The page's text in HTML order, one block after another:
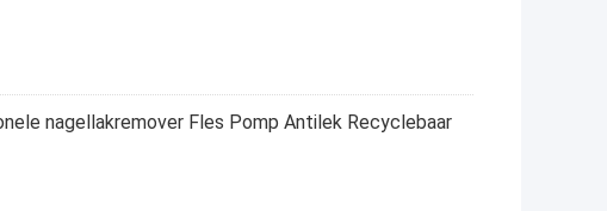
nagellakremover Fles Pomp Antilek Recyclebaar